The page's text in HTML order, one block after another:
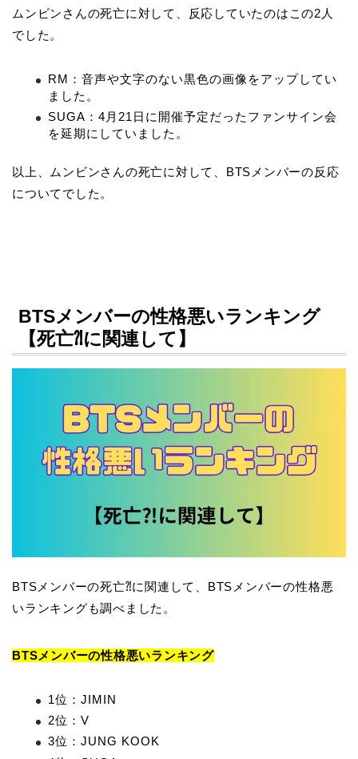
ムンビンさんの死亡に対して、反応していたのはこの2人
でした。
RM：音声や文字のない黒色の画像をアップしてい
ました。
SUGA：4月21日に開催予定だったファンサイン会
を延期にしていました。
以上、ムンビンさんの死亡に対して、BTSメンバーの反応
についてでした。
BTSメンバーの性格悪いランキング
【死亡⁈に関連して】
BTSメンバーの死亡⁈に関連して、BTSメンバーの性格悪
いランキングも調べました。
BTSメンバーの性格悪いランキング
1位：JIMIN
2位：V
3位：JUNG KOOK